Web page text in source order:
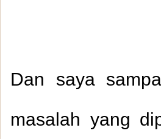
Dan saya
masalah yang